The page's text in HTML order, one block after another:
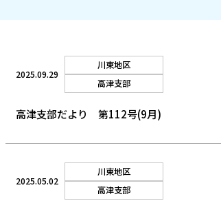
2025.09.29
川東地区
高津支部
高津支部だより 第112号(9月)
2025.05.02
川東地区
高津支部